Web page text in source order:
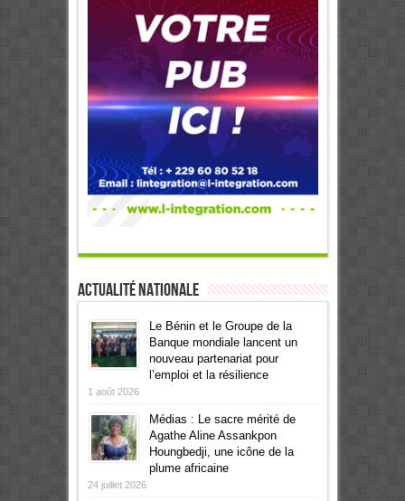
Actualité Nationale
Le Bénin et le Groupe de la
Banque mondiale lancent un
nouveau partenariat pour
l’emploi et la résilience
1 août 2026
Médias : Le sacre mérité de
Agathe Aline Assankpon
Houngbedji, une icône de la
plume africaine
24 juillet 2026